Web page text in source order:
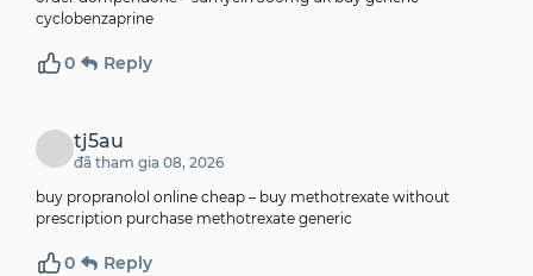
cyclobenzaprine
0 Reply
tj5au
đã tham gia 08, 2026
buy propranolol online cheap – buy methotrexate without
prescription purchase methotrexate generic
0 Reply